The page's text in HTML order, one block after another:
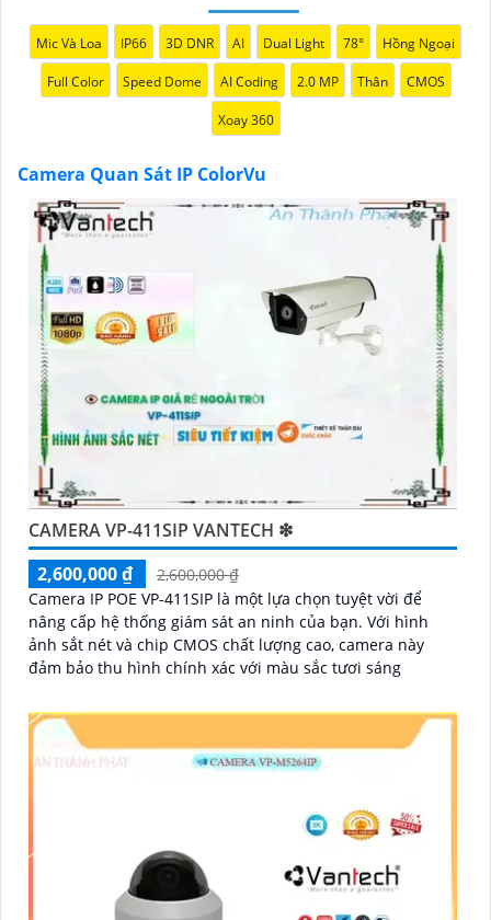
Mic Và Loa IP66 3D DNR AI Dual Light 78° Hồng Ngoại
Full Color Speed Dome AI Coding 2.0 MP Thân CMOS
Xoay 360
Camera Quan Sát IP ColorVu
CAMERA VP-411SIP VANTECH ❇
2,600,000 ₫
2,600,000 ₫
Camera IP POE VP-411SIP là một lựa chọn tuyệt vời để
nâng cấp hệ thống giám sát an ninh của bạn. Với hình
ảnh sắt nét và chip CMOS chất lượng cao, camera này
đảm bảo thu hình chính xác với màu sắc tươi sáng